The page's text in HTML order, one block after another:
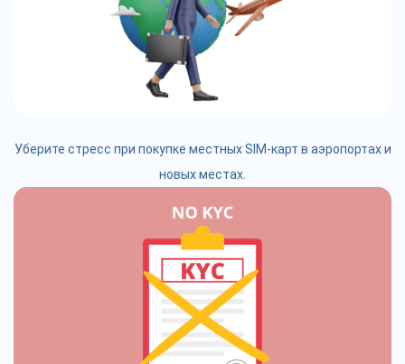
Уберите стресс при покупке местных SIM-карт в аэропортах и
новых местах.